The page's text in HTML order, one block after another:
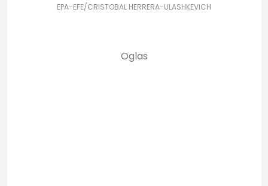
EPA-EFE/CRISTOBAL HERRERA-ULASHKEVICH